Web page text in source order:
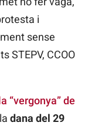
i
sense
STEPV, CCOO
“vergonya” de
dana del 29